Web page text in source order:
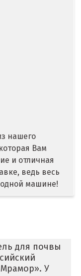
нашего
Вам
и отличная
ведь весь
машине!
для почвы
У